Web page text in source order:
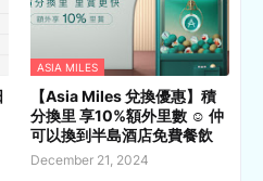
ASIA MILES
【Asia Miles 兌換優惠】積
分換里 享10%額外里數 ☺️ 仲
可以換到半島酒店免費餐飲
December 21, 2024